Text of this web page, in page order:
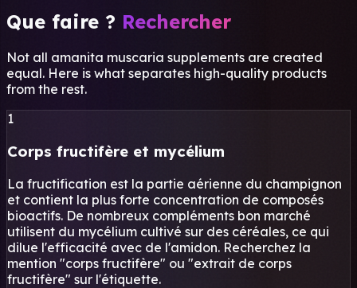
Que faire ? Rechercher
Not all amanita muscaria supplements are created
equal. Here is what separates high-quality products
from the rest.
1
Corps fructifère et mycélium
La fructification est la partie aérienne du champignon
et contient la plus forte concentration de composés
bioactifs. De nombreux compléments bon marché
utilisent du mycélium cultivé sur des céréales, ce qui
dilue l'efficacité avec de l'amidon. Recherchez la
mention "corps fructifère" ou "extrait de corps
fructifère" sur l'étiquette.